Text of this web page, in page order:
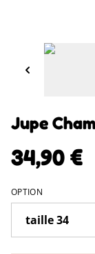
Jupe
34,90 €
OPTION